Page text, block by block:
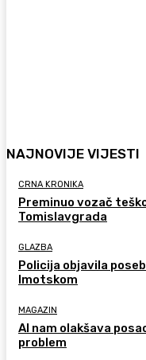
NAJNOVIJE VIJESTI
CRNA KRONIKA
Preminuo vozač
Tomislavgrada
GLAZBA
Policija objavila
Imotskom
MAGAZIN
AI nam olakšava
problem